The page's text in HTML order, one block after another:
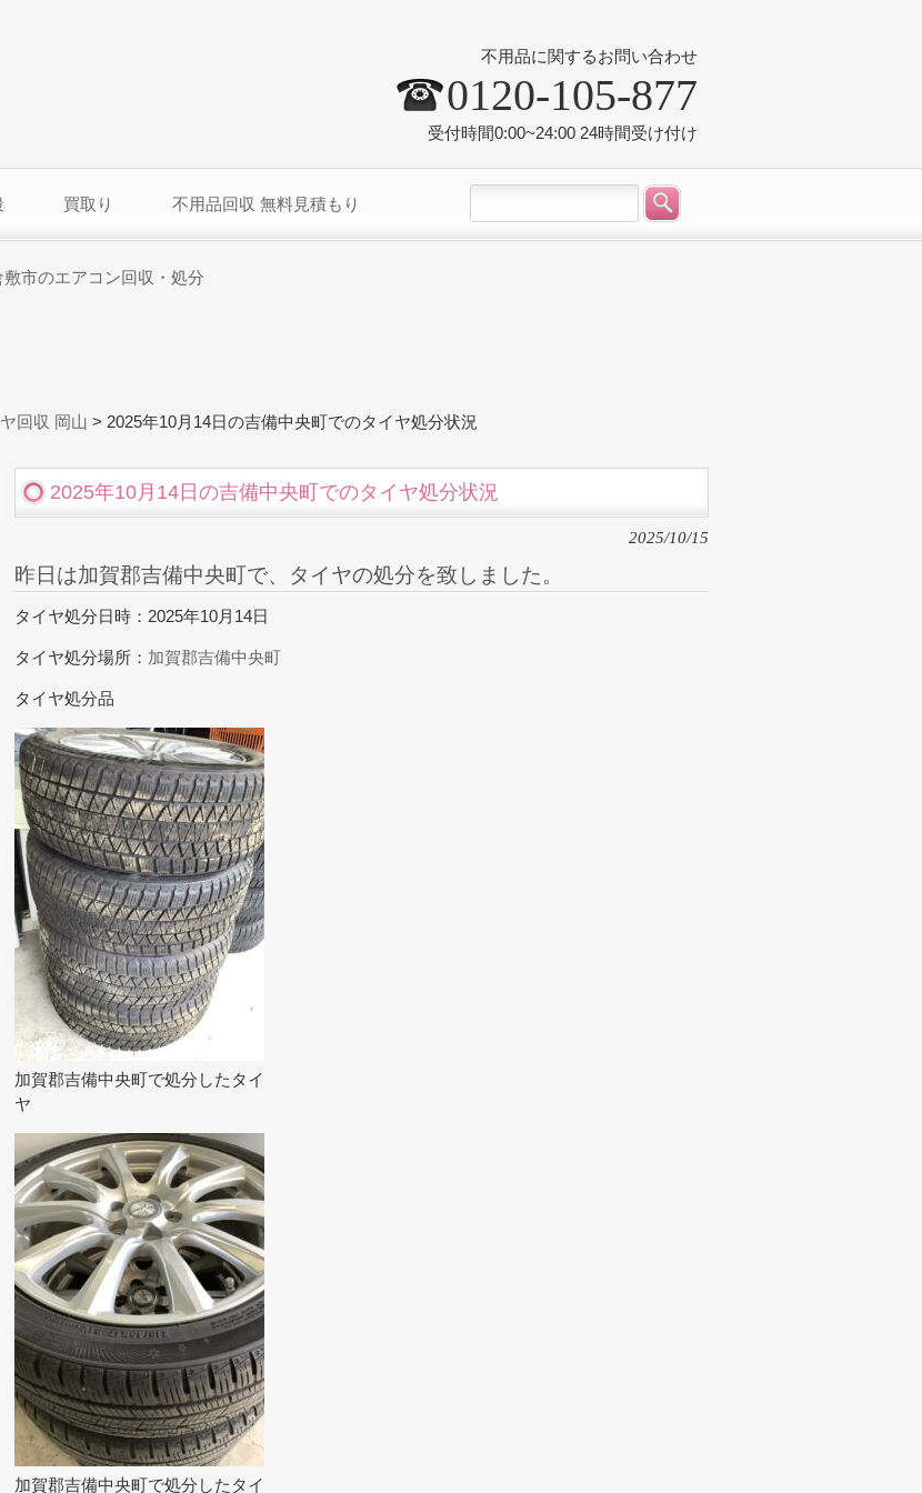
不用品に関するお問い合わせ
0120-105-877
受付時間0:00~24:00 24時間受け付け
買取り 不用品回収 無料見積もり
敷市のエアコン回収・処分
回収 岡山 > 2025年10月14日の吉備中央町でのタイヤ処分状況
2025年10月14日の吉備中央町でのタイヤ処分状況
2025/10/15
昨日は加賀郡吉備中央町で、タイヤの処分を致しました。
タイヤ処分日時：2025年10月14日
タイヤ処分場所： 加賀郡吉備中央町
タイヤ処分品
加賀郡吉備中央町で処分したタイ
ヤ
加賀郡吉備中央町で処分したタイ